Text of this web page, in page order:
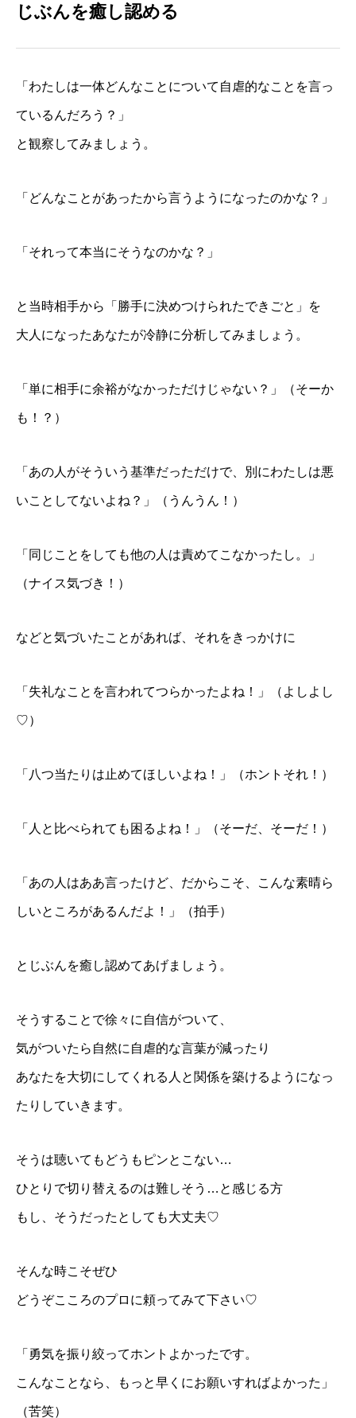
じぶんを癒し認める
「わたしは一体どんなことについて自虐的なことを言っ
ているんだろう？」
と観察してみましょう。
「どんなことがあったから言うようになったのかな？」
「それって本当にそうなのかな？」
と当時相手から「勝手に決めつけられたできごと」を
大人になったあなたが冷静に分析してみましょう。
「単に相手に余裕がなかっただけじゃない？」（そーか
も！？）
「あの人がそういう基準だっただけで、別にわたしは悪
いことしてないよね？」（うんうん！）
「同じことをしても他の人は責めてこなかったし。」
（ナイス気づき！）
などと気づいたことがあれば、それをきっかけに
「失礼なことを言われてつらかったよね！」（よしよし
♡）
「八つ当たりは止めてほしいよね！」（ホントそれ！）
「人と比べられても困るよね！」（そーだ、そーだ！）
「あの人はああ言ったけど、だからこそ、こんな素晴ら
しいところがあるんだよ！」（拍手）
とじぶんを癒し認めてあげましょう。
そうすることで徐々に自信がついて、
気がついたら自然に自虐的な言葉が減ったり
あなたを大切にしてくれる人と関係を築けるようになっ
たりしていきます。
そうは聴いてもどうもピンとこない…
ひとりで切り替えるのは難しそう…と感じる方
もし、そうだったとしても大丈夫♡
そんな時こそぜひ
どうぞこころのプロに頼ってみて下さい♡
「勇気を振り絞ってホントよかったです。
こんなことなら、もっと早くにお願いすればよかった」
（苦笑）
各種講座